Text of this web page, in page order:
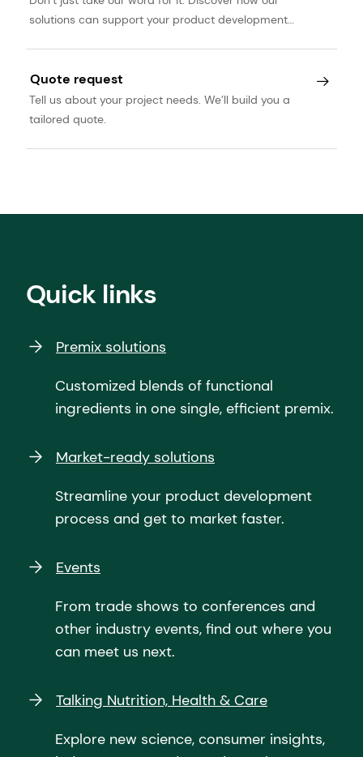
solutions can support your product development
Quote request
Tell us about your project needs. We’ll build you a
tailored quote.
Quick links
Premix solutions
Customized blends of functional
ingredients in one single, efficient premix.
Market-ready solutions
Streamline your product development
process and get to market faster.
Events
From trade shows to conferences and
other industry events, find out where you
can meet us next.
Talking Nutrition, Health & Care
Explore new science, consumer insights,